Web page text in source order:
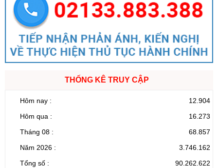
THỐNG KÊ TRUY CẬP
Hôm nay :
12.904
Hôm qua :
16.273
Tháng 08 :
68.857
Năm 2026 :
3.746.162
Tổng số :
90.262.622